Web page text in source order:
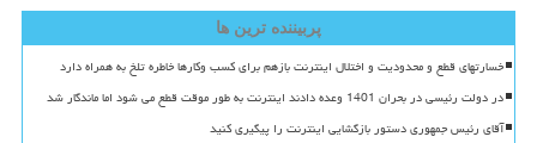
پربیننده ترین ها
خسارتهای قطع و محدودیت و اختلال اینترنت بازهم برای کسب وکارها خاطره تلخ به همراه دارد
در دولت رئیسی در بحران 1401 وعده دادند اینترنت به طور موقت قطع می شود اما ماندگار شد
آقای رئیس جمهوری دستور بازگشایی اینترنت را پیگیری کنید